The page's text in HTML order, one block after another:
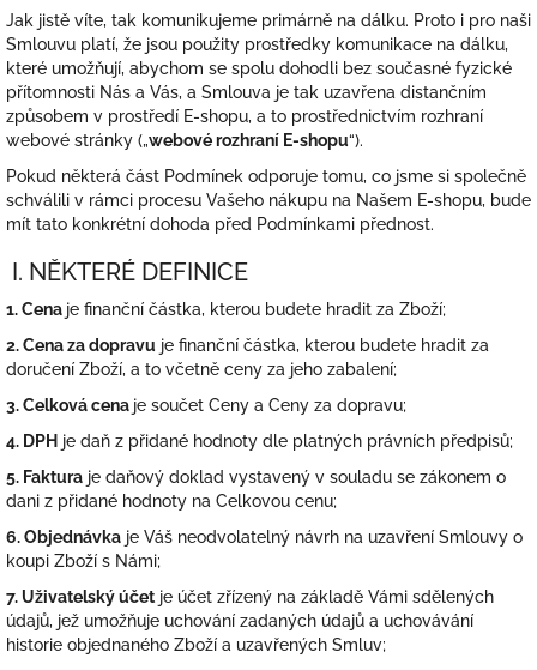
Jak jistě víte, tak komunikujeme primárně na dálku. Proto i pro naši
Smlouvu platí, že jsou použity prostředky komunikace na dálku,
které umožňují, abychom se spolu dohodli bez současné fyzické
přítomnosti Nás a Vás, a Smlouva je tak uzavřena distančním
způsobem v prostředí E-shopu, a to prostřednictvím rozhraní
webové stránky („webové rozhraní E-shopu“).
Pokud některá část Podmínek odporuje tomu, co jsme si společně
schválili v rámci procesu Vašeho nákupu na Našem E-shopu, bude
mít tato konkrétní dohoda před Podmínkami přednost.
I. NĚKTERÉ DEFINICE
1. Cena je finanční částka, kterou budete hradit za Zboží;
2. Cena za dopravu je finanční částka, kterou budete hradit za
doručení Zboží, a to včetně ceny za jeho zabalení;
3. Celková cena je součet Ceny a Ceny za dopravu;
4. DPH je daň z přidané hodnoty dle platných právních předpisů;
5. Faktura je daňový doklad vystavený v souladu se zákonem o
dani z přidané hodnoty na Celkovou cenu;
6. Objednávka je Váš neodvolatelný návrh na uzavření Smlouvy o
koupi Zboží s Námi;
7. Uživatelský účet je účet zřízený na základě Vámi sdělených
údajů, jež umožňuje uchování zadaných údajů a uchovávání
historie objednaného Zboží a uzavřených Smluv;